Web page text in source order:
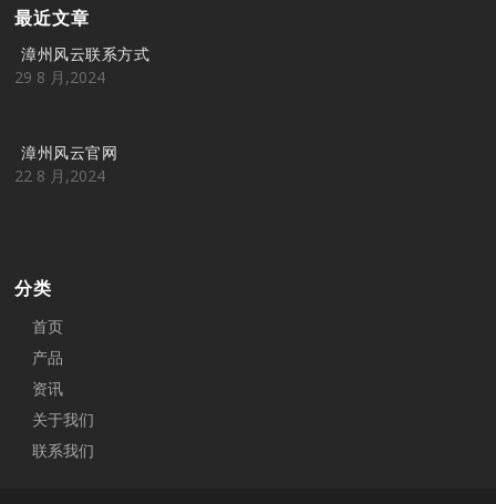
最近文章
漳州风云联系方式
29 8 月,2024
漳州风云官网
22 8 月,2024
分类
首页
产品
资讯
关于我们
联系我们